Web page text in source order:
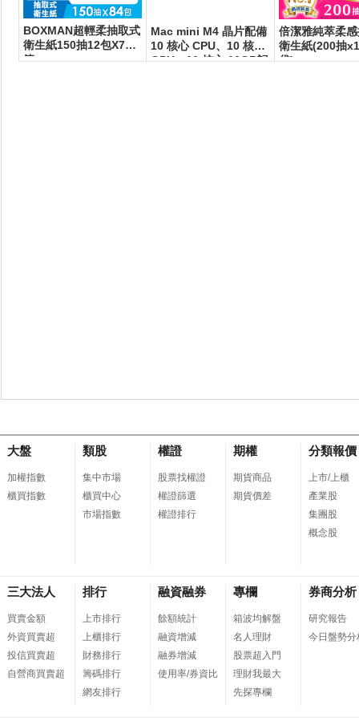
BOXMAN超輕柔抽取式
衛生紙150抽12包X7串/
箱
Mac mini M4 晶片配備
10 核心 CPU、10 核心
GPU、16 核心 16GB記
倍潔雅純萃柔
衛生紙(200抽
袋)
大盤
加權指數
櫃買指數
類股
集中市場
櫃買中心
市場指數
權證
股票找權證
權證篩選
權證排行
期權
期貨商品
期貨價差
分類報價
上市/上櫃
產業股
集團股
概念股
三大法人
買賣金額
外資買賣超
投信買賣超
自營商買賣超
排行
上市排行
上櫃排行
財務排行
籌碼排行
網友排行
融資融券
餘額統計
融資增減
融券增減
使用率/券資比
專欄
箱波均解盤
名人理財
股票超入門
理財我最大
先探專欄
券商分析
研究報告
今日盤勢分